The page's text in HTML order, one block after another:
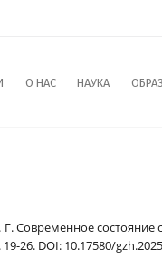
О НАС НАУКА
Современное
26. DOI: 10.17580/